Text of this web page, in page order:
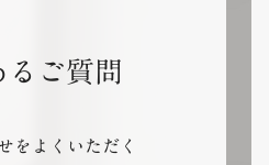
るご質問
をよくいただく